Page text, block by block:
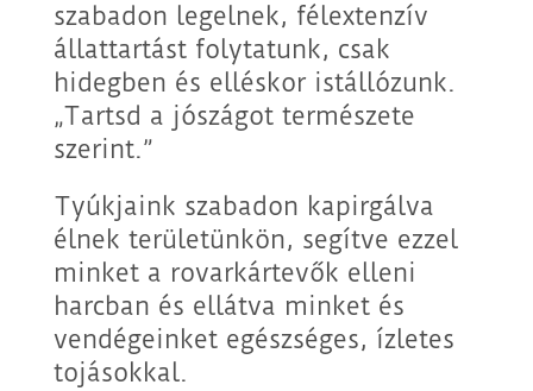
szabadon legelnek, félextenzív
állattartást folytatunk, csak
hidegben és elléskor istállózunk.
„Tartsd a jószágot természete
szerint.”
Tyúkjaink szabadon kapirgálva
élnek területünkön, segítve ezzel
minket a rovarkártevők elleni
harcban és ellátva minket és
vendégeinket egészséges, ízletes
tojásokkal.